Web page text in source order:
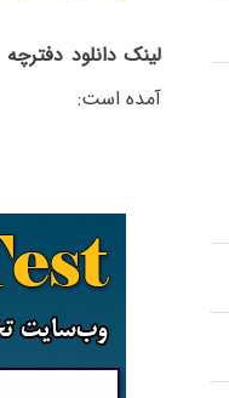
لینک دانلود
آمده است: